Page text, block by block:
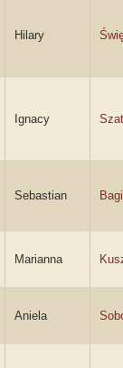
Hilary
Ignacy
Sebastian
Marianna
Aniela